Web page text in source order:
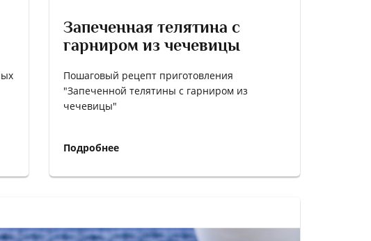
Запеченная телятина с
гарниром из чечевицы
Пошаговый рецепт приготовления
"Запеченной телятины с гарниром из
чечевицы"
Подробнее